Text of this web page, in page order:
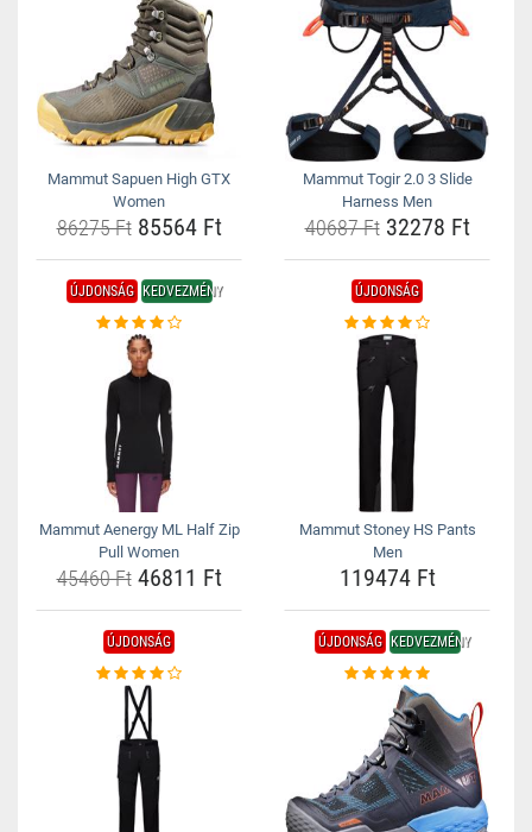
Mammut Sapuen High GTX
Women
86275 Ft85564 Ft
Mammut Togir 2.0 3 Slide
Harness Men
40687 Ft32278 Ft
ÚJDONSÁG KEDVEZMÉNY
Mammut Aenergy ML Half Zip
Pull Women
45460 Ft46811 Ft
ÚJDONSÁG
Mammut Stoney HS Pants
Men
119474 Ft
ÚJDONSÁG ÚJDONSÁG KEDVEZMÉNY